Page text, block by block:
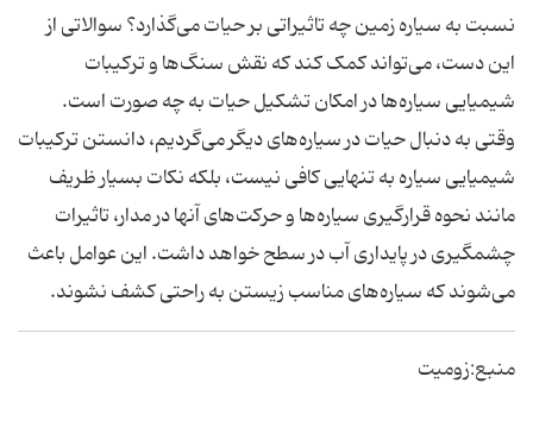
نسبت به سیاره زمین چه تاثیراتی بر حیات می‌گذارد؟ سوالاتی از
این دست، می‌تواند کمک کند که نقش سنگ‌ها و ترکیبات
شیمیایی سیاره‌ها در امکان تشکیل حیات به چه صورت است.
وقتی به دنبال حیات در سیاره‌های دیگر می‌گردیم، دانستن ترکیبات
شیمیایی سیاره به تنهایی کافی نیست، بلکه نکات بسیار ظریف
مانند نحوه قرار‌گیری سیاره‌ها و حرکت‌های آنها در مدار، تاثیرات
چشمگیری در پایداری آب در سطح خواهد داشت. این عوامل باعث
می‌شوند که سیاره‌های مناسب زیستن به راحتی کشف نشوند.
منبع:زومیت